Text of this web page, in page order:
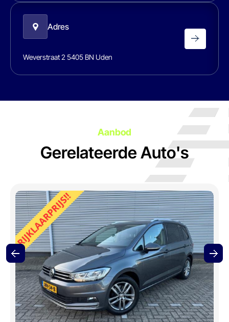
Adres
Weverstraat 2 5405 BN Uden
Aanbod
Gerelateerde Auto's